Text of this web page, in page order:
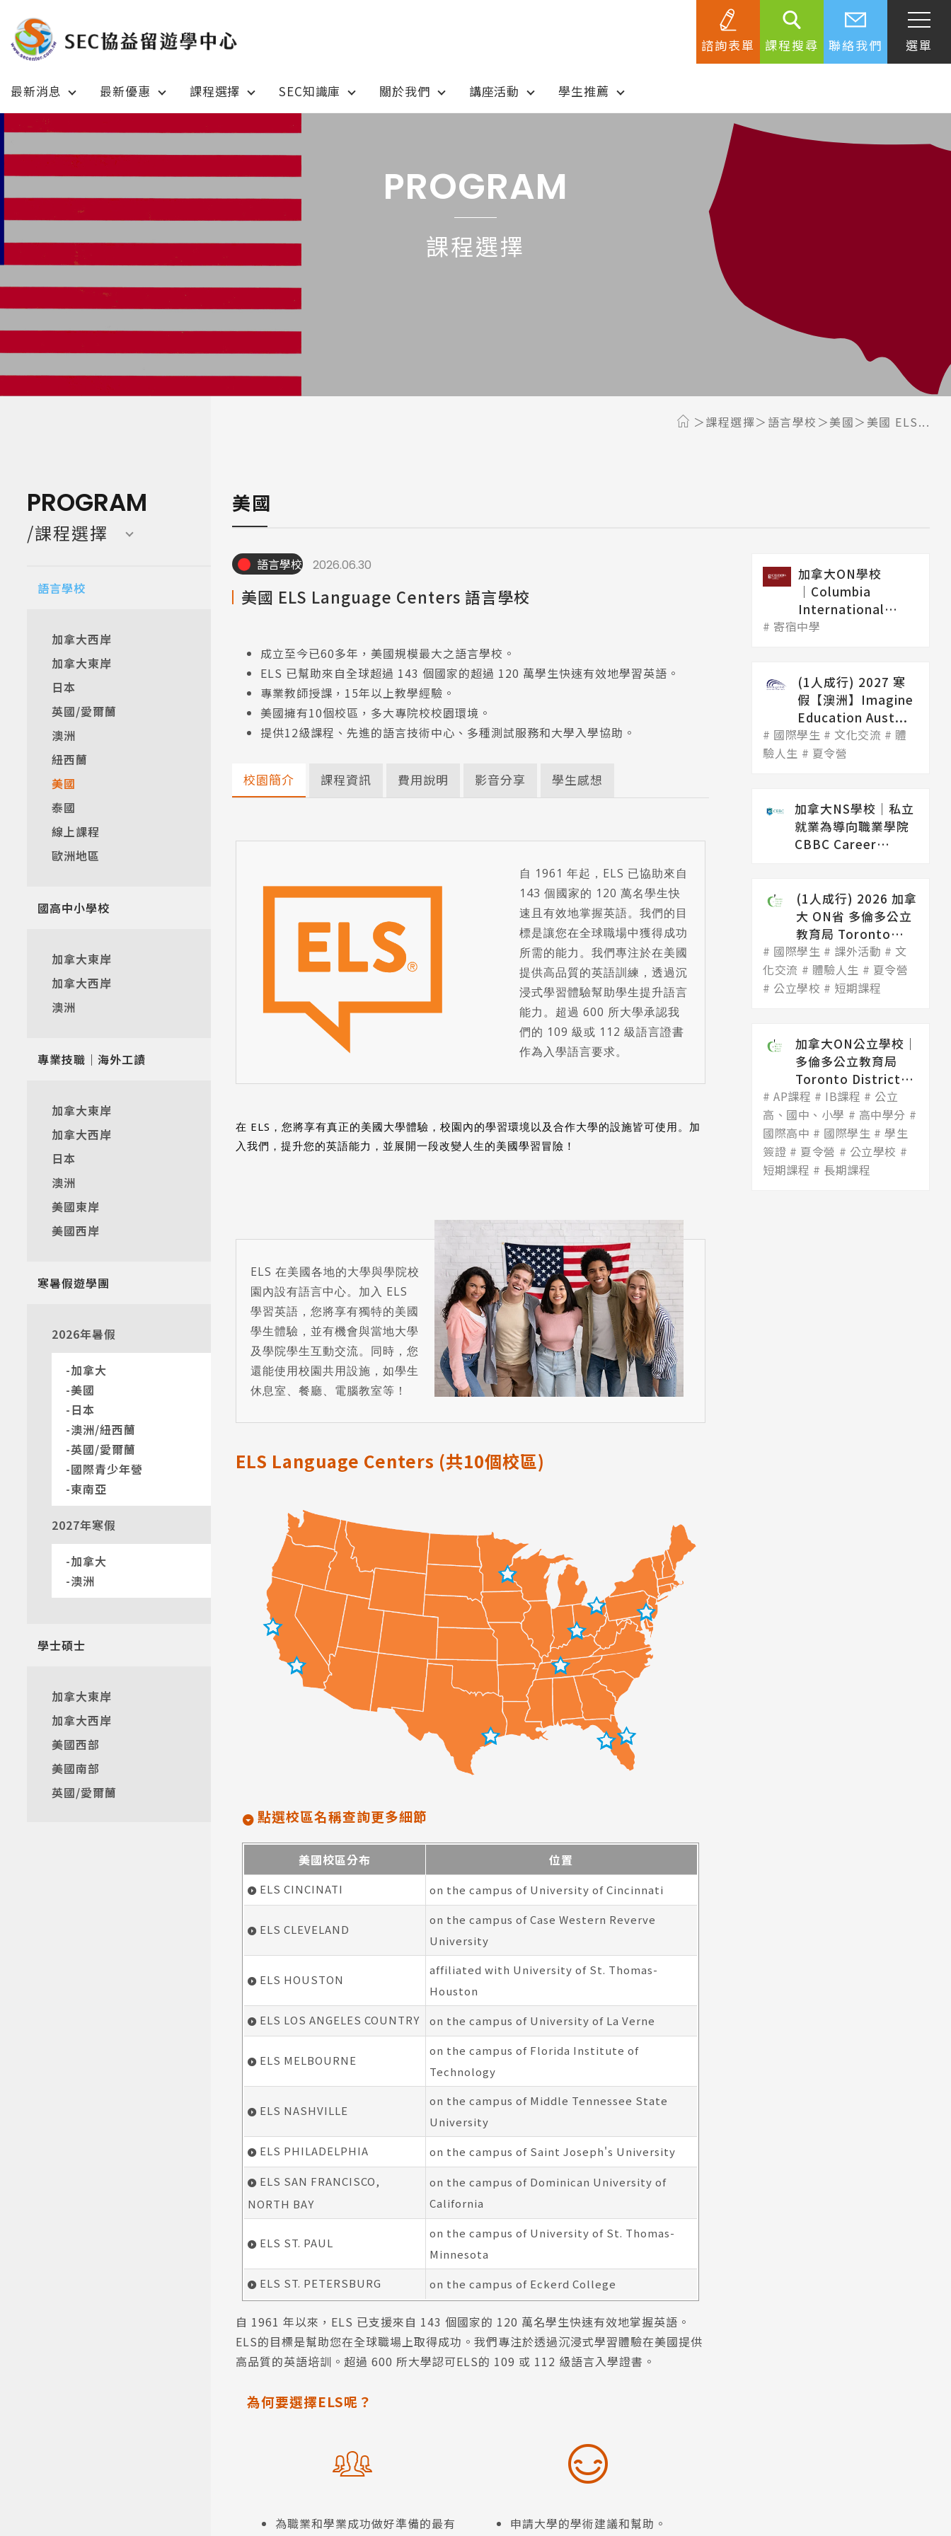
諮詢表單 課程搜尋 聯絡我們 選單
最新消息 最新優惠 課程選擇 SEC知識庫 關於我們 講座活動 學生推薦
熱門搜尋： 護理 加拿大RO 任意門 遊學團 教育學區 Pathway
Latest News
綜合訊息
加拿大 Canada
日本 Japan
澳洲 Australia
英國 UK/愛爾蘭 Ireland
美國 USA
寒暑假遊學團 Camp
Promotion
最新優惠
加拿大 Canada
日本 Japan
澳洲 Australia
英國 UK / 愛爾蘭IRELAND
美國 USA
紐西蘭 New Zealand
亞洲 Asia / 其他 Others
Program
語言學校
國高中小學校
專業技職｜海外工讀
SEC
關於簽證
生活資訊
跟著遊學大使看世界
學習要領
工作規範
PROGRAM
課程選擇
PROGRAM
/課程選擇
語言學校
加拿大西岸
加拿大東岸
日本
英國/愛爾蘭
澳洲
紐西蘭
美國
泰國
線上課程
歐洲地區
國高中小學校
加拿大東岸
加拿大西岸
澳洲
專業技職｜海外工讀
加拿大東岸
加拿大西岸
日本
澳洲
美國東岸
美國西岸
寒暑假遊學團
2026年暑假
加拿大
美國
日本
澳洲/紐西蘭
英國/愛爾蘭
國際青少年營
東南亞
2027年寒假
加拿大
澳洲
學士碩士
加拿大東岸
加拿大西岸
美國西部
美國南部
英國/愛爾蘭
課程選擇 語言學校 美國 美國 ELS...
美國
語言學校 2026.06.30
美國 ELS Language Centers 語言學校
成立至今已60多年，美國規模最大之語言學校。
ELS 已幫助來自全球超過 143 個國家的超過 120 萬學生快速有效地學習英語。
專業教師授課，15年以上教學經驗。
美國擁有10個校區，多大專院校校園環境。
提供12級課程、先進的語言技術中心、多種測試服務和大學入學協助。
校園簡介
自 1961 年起，ELS 已協助來自
143 個國家的 120 萬名學生快
速且有效地掌握英語。我們的目
標是讓您在全球職場中獲得成功
所需的能力。我們專注於在美國
提供高品質的英語訓練，透過沉
浸式學習體驗幫助學生提升語言
能力。超過 600 所大學承認我
們的 109 級或 112 級語言證書
作為入學語言要求。
在 ELS，您將享有真正的美國大學體驗，校園內的學習環境以及合作大學的設施皆可使用。加
入我們，提升您的英語能力，並展開一段改變人生的美國學習冒險！
ELS 在美國各地的大學與學院校
園內設有語言中心。加入 ELS
學習英語，您將享有獨特的美國
學生體驗，並有機會與當地大學
及學院學生互動交流。同時，您
還能使用校園共用設施，如學生
休息室、餐廳、電腦教室等！
ELS Language Centers (共10個校區)
點選校區名稱查詢更多細節
美國校區分布 位置
ELS CINCINATI on the campus of University of Cincinnati
ELS CLEVELAND
on the campus of Case Western Reverve
University
ELS HOUSTON
affiliated with University of St. Thomas-
Houston
ELS LOS ANGELES COUNTRY
on the campus of University of La Verne
ELS MELBOURNE
on the campus of Florida Institute of
Technology
ELS NASHVILLE
on the campus of Middle Tennessee State
University
ELS PHILADELPHIA
on the campus of Saint Joseph's University
ELS SAN FRANCISCO,
NORTH BAY
on the campus of Dominican University of
California
ELS ST. PAUL
on the campus of University of St. Thomas-
Minnesota
ELS ST. PETERSBURG
on the campus of Eckerd College
自 1961 年以來，ELS 已支援來自 143 個國家的 120 萬名學生快速有效地掌握英語。
ELS的目標是幫助您在全球職場上取得成功。我們專注於透過沉浸式學習體驗在美國提供
高品質的英語培訓。超過 600 所大學認可ELS的 109 或 112 級語言入學證書。
為何要選擇ELS呢？
為職業和學業成功做好準備的最有
申請大學的學術建議和幫助。
課程資訊 費用說明 影音分享 學生感想
加拿大ON學校
│Columbia
International
College 哥...
寄宿中學
(1人成行) 2027 寒
假【澳洲】Imagine
Education Aust...
國際學生 文化交流
體
驗人生
夏令營
加拿大NS學校│私立
就業為導向職業學院
CBBC Career
(1人成行) 2026 加拿
大 ON省 多倫多公立
教育局 Toronto
Dis...
國際學生 課外活動
文
化交流
體驗人生
夏令營
公立學校
短期課程
加拿大ON公立學校│
多倫多公立教育局
Toronto District
Scho...
AP課程 IB課程
公立
高、國中、小學
高中學分
國際高中
國際學生
學生
簽證
夏令營
公立學校
短期課程
長期課程